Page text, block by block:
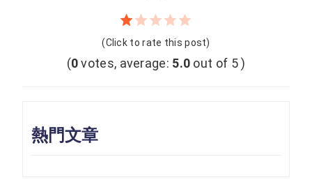
(Click to rate this post)
(0votes, average: 5.0 out of 5 )
熱門文章